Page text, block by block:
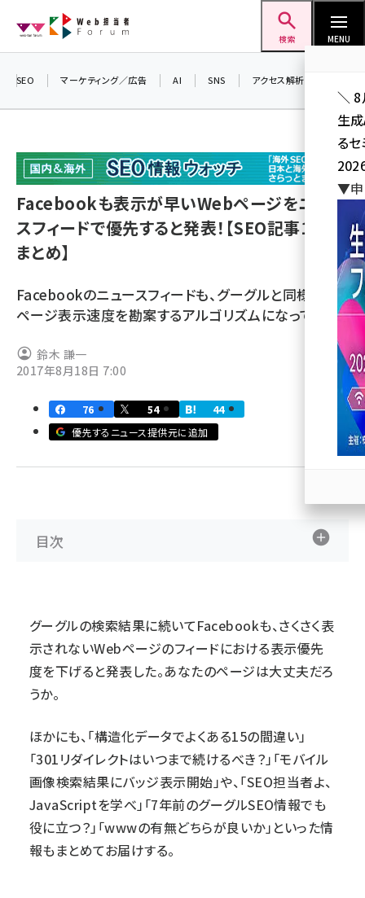
ン
検索 MENU
seo (3528)
ai (2811)
youtube (2439)
セミナー (2308)
meo (1277)
SEO マーケティング／広告 AI SNS アクセス解析／データ分析
Facebookも表示が早いWebページをニュー
スフィードで優先すると発表！【SEO記事12本
まとめ】
Facebookのニュースフィードも、グーグルと同様に、
ページ表示速度を勘案するアルゴリズムになっていく
鈴木 謙一
2017年8月18日 7:00
76 54
44
優先するニュース提供元に追加
目次
グーグルの検索結果に続いてFacebookも、さくさく表
示されないWebページのフィードにおける表示優先
度を下げると発表した。あなたのページは大丈夫だろ
うか。
ほかにも、「構造化データでよくある15の間違い」
「301リダイレクトはいつまで続けるべき？」「モバイル
画像検索結果にバッジ表示開始」や、「SEO担当者よ、
JavaScriptを学べ」「7年前のグーグルSEO情報でも
役に立つ？」「wwwの有無どちらが良いか」といった情
報もまとめてお届けする。
＼ 8
生
る
▼申